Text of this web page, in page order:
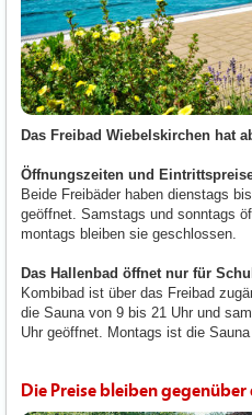
Das Freibad Wiebelskirchen hat
Öffnungszeiten und
Beide Freibäder haben dienstags
geöffnet. Samstags und sonntags
montags bleiben sie geschlossen.
Das Hallenbad öffnet nur für
Kombibad ist über das Freibad
die Sauna von 9 bis 21 Uhr und
Uhr geöffnet. Montags ist die
Die Preise bleiben